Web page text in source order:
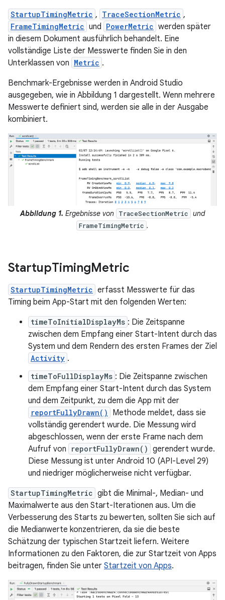
StartupTimingMetric , TraceSectionMetric ,
FrameTimingMetric und PowerMetric werden später
in diesem Dokument ausführlich behandelt. Eine
vollständige Liste der Messwerte finden Sie in den
Unterklassen von Metric .
Benchmark-Ergebnisse werden in Android Studio
ausgegeben, wie in Abbildung 1 dargestellt. Wenn mehrere
Messwerte definiert sind, werden sie alle in der Ausgabe
kombiniert.
Abbildung 1. Ergebnisse von TraceSectionMetric und
FrameTimingMetric .
StartupTimingMetric
StartupTimingMetric erfasst Messwerte für das
Timing beim App-Start mit den folgenden Werten:
timeToInitialDisplayMs : Die Zeitspanne
zwischen dem Empfang einer Start-Intent durch das
System und dem Rendern des ersten Frames der Ziel
Activity .
timeToFullDisplayMs : Die Zeitspanne zwischen
dem Empfang einer Start-Intent durch das System
und dem Zeitpunkt, zu dem die App mit der
reportFullyDrawn()
Methode meldet, dass sie
vollständig gerendert wurde. Die Messung wird
abgeschlossen, wenn der erste Frame nach dem
Aufruf von
reportFullyDrawn() gerendert wurde.
Diese Messung ist unter Android 10 (API-Level 29)
und niedriger möglicherweise nicht verfügbar.
StartupTimingMetric gibt die Minimal-, Median- und
Maximalwerte aus den Start-Iterationen aus. Um die
Verbesserung des Starts zu bewerten, sollten Sie sich auf
die Medianwerte konzentrieren, da sie die beste
Schätzung der typischen Startzeit liefern. Weitere
Informationen zu den Faktoren, die zur Startzeit von Apps
beitragen, finden Sie unter Startzeit von Apps.